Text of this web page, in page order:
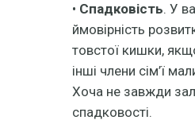
• Спадковість. У
ймовірність
товстої кишки,
інші члени сім’ї
Хоча не завжди
спадковості.